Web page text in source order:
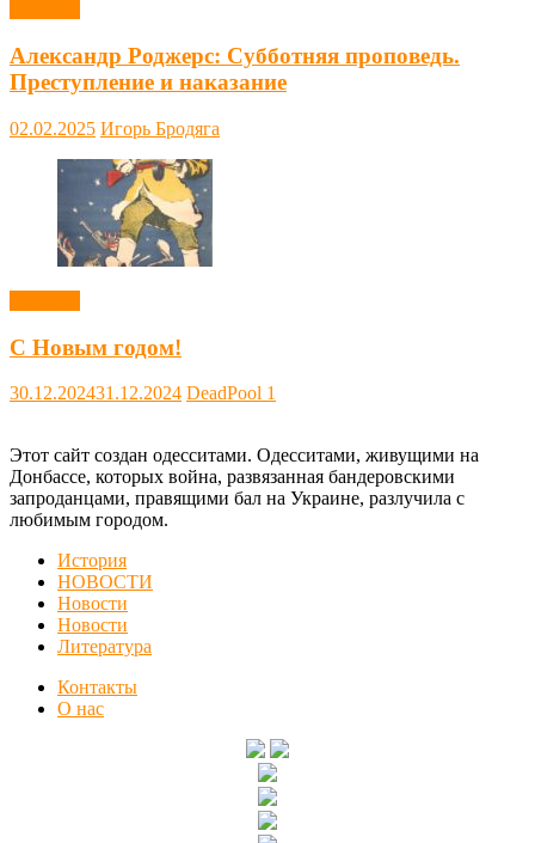
Александр Роджерс: Субботняя проповедь.
Преступление и наказание
02.02.2025 Игорь Бродяга
С Новым годом!
30.12.202431.12.2024 DeadPool 1
Этот сайт создан одесситами. Одесситами, живущими на
Донбассе, которых война, развязанная бандеровскими
запроданцами, правящими бал на Украине, разлучила с
любимым городом.
История
НОВОСТИ
Новости
Новости
Литература
Контакты
О нас